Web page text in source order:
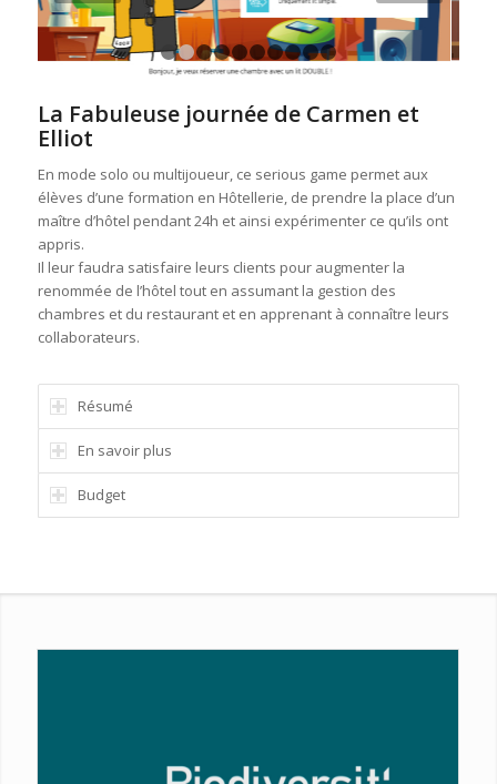
1 2 3 4 5 6 7 8 9 10
La Fabuleuse journée de Carmen et
Elliot
En mode solo ou multijoueur, ce serious game permet aux
élèves d’une formation en Hôtellerie, de prendre la place d’un
maître d’hôtel pendant 24h et ainsi expérimenter ce qu’ils ont
appris.
Il leur faudra satisfaire leurs clients pour augmenter la
renommée de l’hôtel tout en assumant la gestion des
chambres et du restaurant et en apprenant à connaître leurs
collaborateurs.
Résumé
En savoir plus
Budget